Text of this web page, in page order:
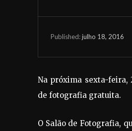
Published:julho 18, 2016
Na próxima sexta-feira,
de fotografia gratuita.
O Salão de Fotografia,